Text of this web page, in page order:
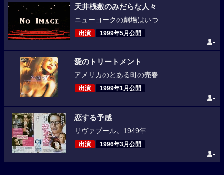
天井桟敷のみだらな人々
ニューヨークの劇場はいつ...
出演 1999年5月公開
-
愛のトリートメント
アメリカのとある町の売春...
出演 1999年1月公開
-
恋する予感
リヴァプール。1949年...
出演 1996年3月公開
-